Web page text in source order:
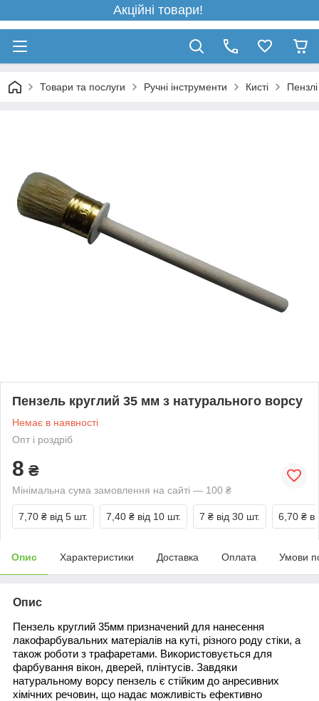
Акційні товари!
Товари та послуги Ручні інструменти Кисті Пензлі
Пензель круглий 35 мм з натурального ворсу
Немає в наявності
Опт і роздріб
8 ₴
Мінімальна сума замовлення на сайті — 100 ₴
7,70 ₴ від 5 шт. 7,40 ₴ від 10 шт. 7 ₴ від 30 шт. 6,70 ₴
Опис Характеристики Доставка Оплата Умови
Опис
Пензель круглий 35мм призначений для нанесення
лакофарбувальних матеріалів на куті, різного роду стіки, а
також роботи з трафаретами. Використовується для
фарбування вікон, дверей, плінтусів. Завдяки
натуральному ворсу пензель є стійким до анресивних
хімічних речовин, що надає можливість ефективно